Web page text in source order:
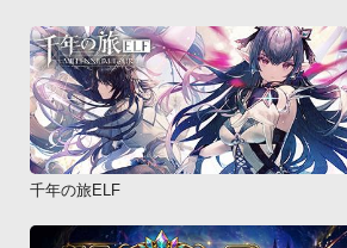
千年の旅ELF